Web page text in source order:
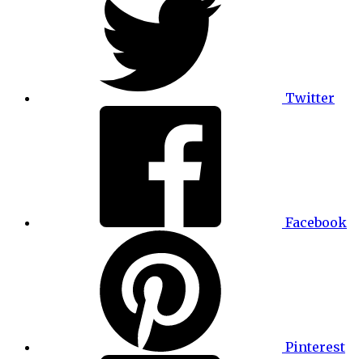
Twitter
Facebook
Pinterest